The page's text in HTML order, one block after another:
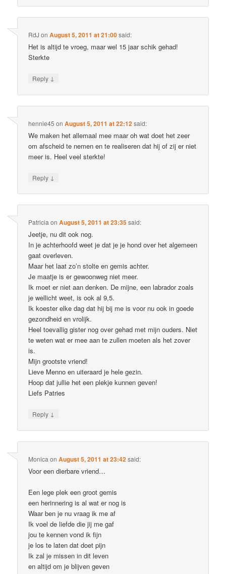
RdJ onAugust 5, 2011 at 21:00said:
Het is altijd te vroeg, maar wel 15 jaar schik gehad!
Sterkte
Reply ↓
hennie45 onAugust 5, 2011 at 22:12said:
We maken het allemaal mee maar oh wat doet het zeer
om afscheid te nemen en te realiseren dat hij of zij er niet
meer is. Heel veel sterkte!
Reply ↓
Patricia onAugust 5, 2011 at 23:35said:
Jeetje, nu dit ook nog.
In je achterhoofd weet je dat je je hond over het algemeen
gaat overleven.
Maar het laat zo’n stolte en gemis achter.
Je maatje is er gewoonweg niet meer.
Ik moet er niet aan denken. De mijne, een labrador zoals
je wellicht weet, is ook al 9,5.
Ik koester elke dag dat hij bij me is voor nu ook in goede
gezondheid en vrolijk.
Heel toevallig gister nog over gehad met mijn ouders. Niet
te weten wat er mee aan te zullen moeten als het zover
is.
Mijn grootste vriend!
Lieve Menno en uiteraard je hele gezin.
Hoop dat jullie het een plekje kunnen geven!
Liefs Patries
Reply ↓
Monica onAugust 5, 2011 at 23:42said:
Voor een dierbare vriend…
Een lege plek een groot gemis
een herinnering is al wat er nog is
Waar ben je nu vraag ik me af
Ik voel de liefde die jij me gaf
jou te kennen vond ik fijn
je los te laten dat doet pijn
Ik zal je missen in dit leven
en altijd om je blijven geven